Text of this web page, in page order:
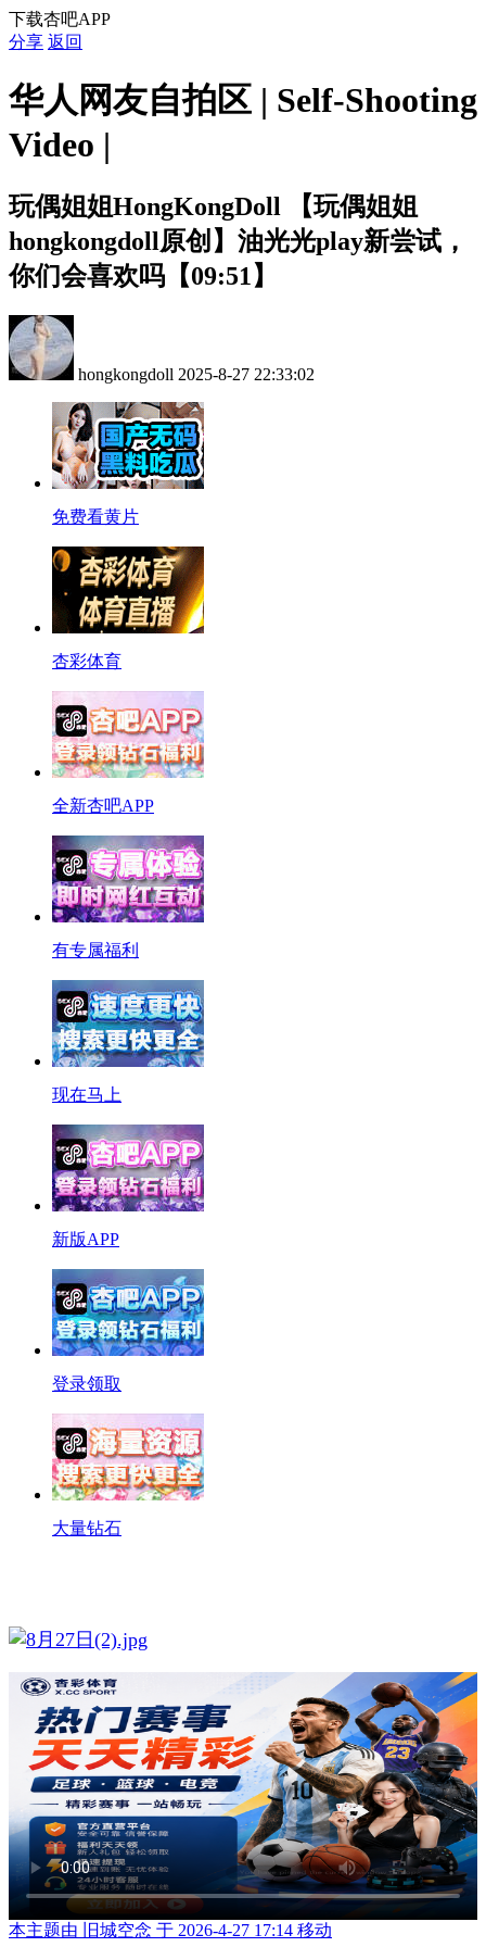
下载杏吧APP
分享 返回
华人网友自拍区 | Self-Shooting
Video |
玩偶姐姐HongKongDoll
【玩偶姐姐
hongkongdoll原创】油光光play新尝试，
你们会喜欢吗【09:51】
hongkongdoll 2025-8-27 22:33:02
免费看黄片
杏彩体育
全新杏吧APP
有专属福利
现在马上
新版APP
登录领取
大量钻石
本主题由 旧城空念 于 2026-4-27 17:14 移动